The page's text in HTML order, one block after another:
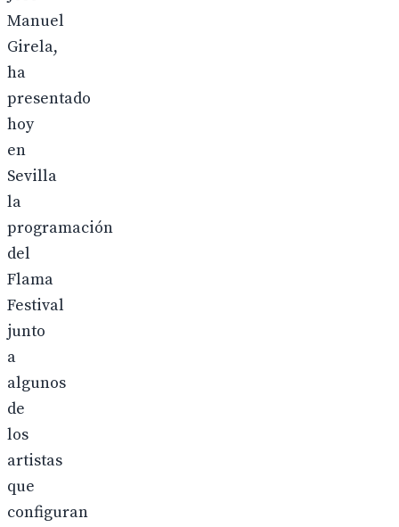
Manuel
Girela,
ha
presentado
hoy
en
Sevilla
la
programación
del
Flama
Festival
junto
a
algunos
de
los
artistas
que
configuran